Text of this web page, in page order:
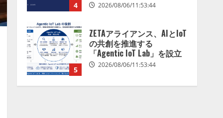
4 2026/08/06/11:53:44
5
ZETAアライアンス、AIとIoT
の共創を推進する
「Agentic IoT Lab」を設立
2026/08/06/11:53:44